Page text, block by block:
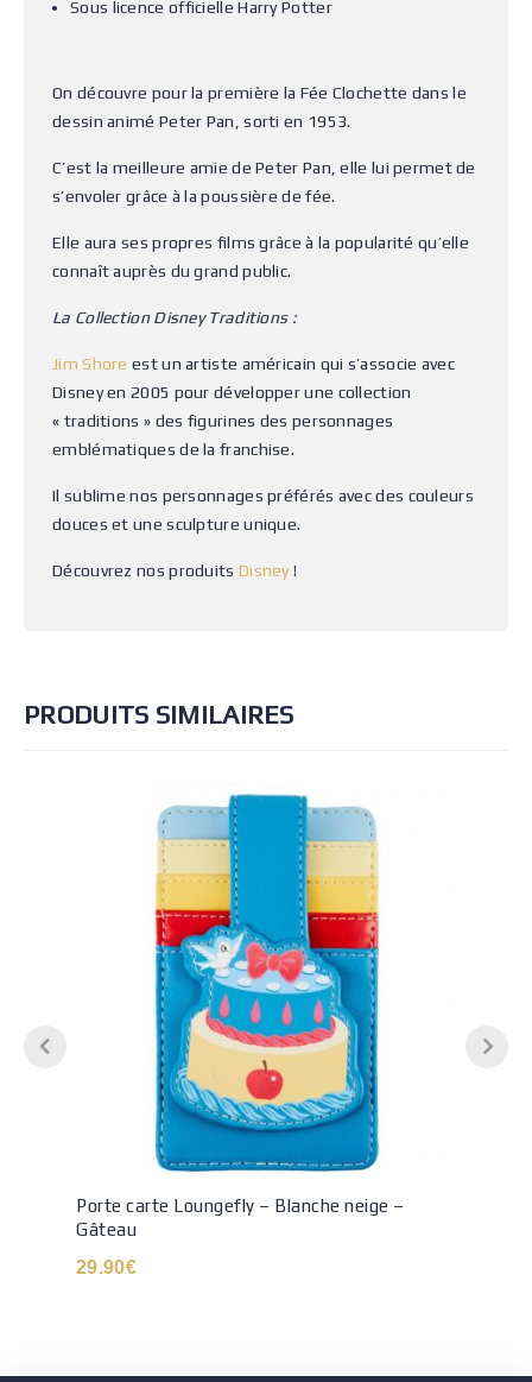
Sous licence officielle Harry Potter
On découvre pour la première la Fée Clochette dans le
dessin animé Peter Pan, sorti en 1953.
C’est la meilleure amie de Peter Pan, elle lui permet de
s’envoler grâce à la poussière de fée.
Elle aura ses propres films grâce à la popularité qu’elle
connaît auprès du grand public.
La Collection Disney Traditions :
Jim Shore est un artiste américain qui s’associe avec
Disney en 2005 pour développer une collection
« traditions » des figurines des personnages
emblématiques de la franchise.
Il sublime nos personnages préférés avec des couleurs
douces et une sculpture unique.
Découvrez nos produits Disney!
PRODUITS SIMILAIRES
Porte carte Loungefly – Blanche neige –
Gâteau
29.90€